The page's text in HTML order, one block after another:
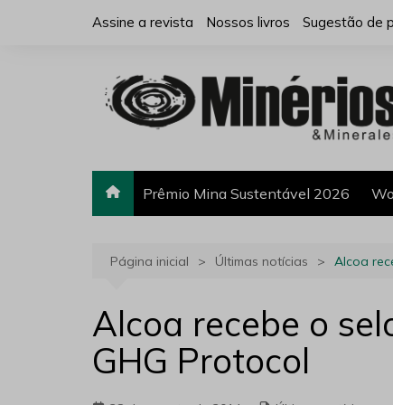
Assine a revista Nossos livros Sugestão de
Prêmio Mina Sustentável 2026
Página inicial Últimas notícias Alcoa
Alcoa recebe o
GHG Protocol